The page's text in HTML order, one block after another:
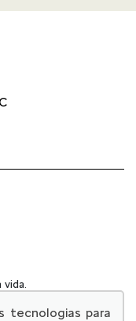
tecnologias para